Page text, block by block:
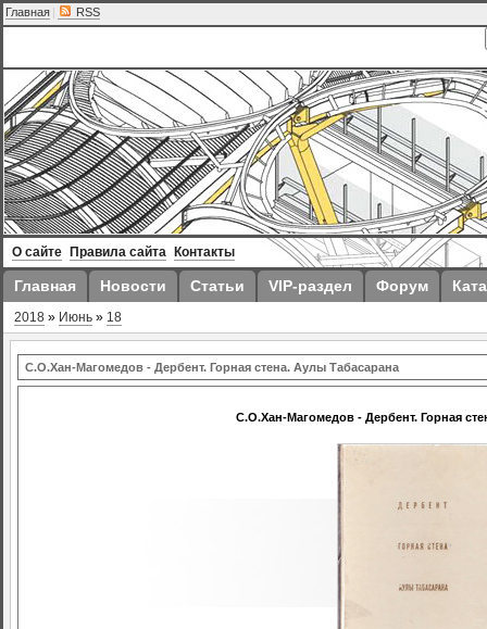
Главная | RSS
О сайте Правила сайта Контакты
Главная Новости Статьи VIP-раздел Форум
2018 » Июнь » 18
С.О.Хан-Магомедов - Дербент. Горная стена. Аулы Табасарана
С.О.Хан-Магомедов - Дербент. Горная